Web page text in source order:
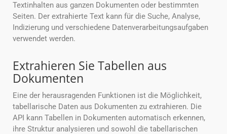
Textinhalten aus ganzen Dokumenten oder bestimmten
Seiten. Der extrahierte Text kann für die Suche, Analyse,
Indizierung und verschiedene Datenverarbeitungsaufgaben
verwendet werden.
Extrahieren Sie Tabellen aus
Dokumenten
Eine der herausragenden Funktionen ist die Möglichkeit,
tabellarische Daten aus Dokumenten zu extrahieren. Die
API kann Tabellen in Dokumenten automatisch erkennen,
ihre Struktur analysieren und sowohl die tabellarischen